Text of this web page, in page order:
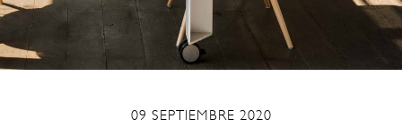
09 SEPTIEMBRE 2020